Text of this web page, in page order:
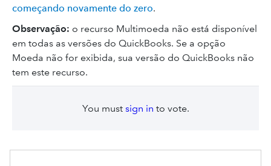
começando novamente do zero.
Observação: o recurso Multimoeda não está disponível
em todas as versões do QuickBooks. Se a opção
Moeda não for exibida, sua versão do QuickBooks não
tem este recurso.
You must sign in to vote.